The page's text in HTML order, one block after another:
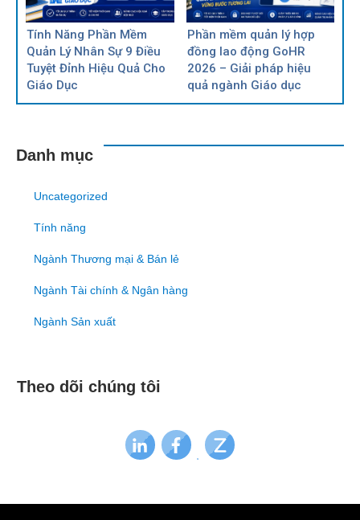
Tính Năng Phần Mềm
Quản Lý Nhân Sự 9 Điều
Tuyệt Đỉnh Hiệu Quả Cho
Giáo Dục
Phần mềm quản lý hợp
đồng lao động GoHR
2026 – Giải pháp hiệu
quả ngành Giáo dục
Danh mục
Uncategorized
Tính năng
Ngành Thương mại & Bán lẻ
Ngành Tài chính & Ngân hàng
Ngành Sản xuất
Theo dõi chúng tôi